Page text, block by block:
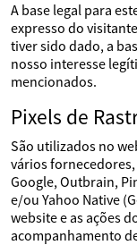
A base legal para
expresso do
tiver sido dado, a
nosso interesse
mencionados.
Pixels de
São utilizados no
vários
Google, Outbrain,
e/ou Yahoo Native
website e as ações
acompanhamento